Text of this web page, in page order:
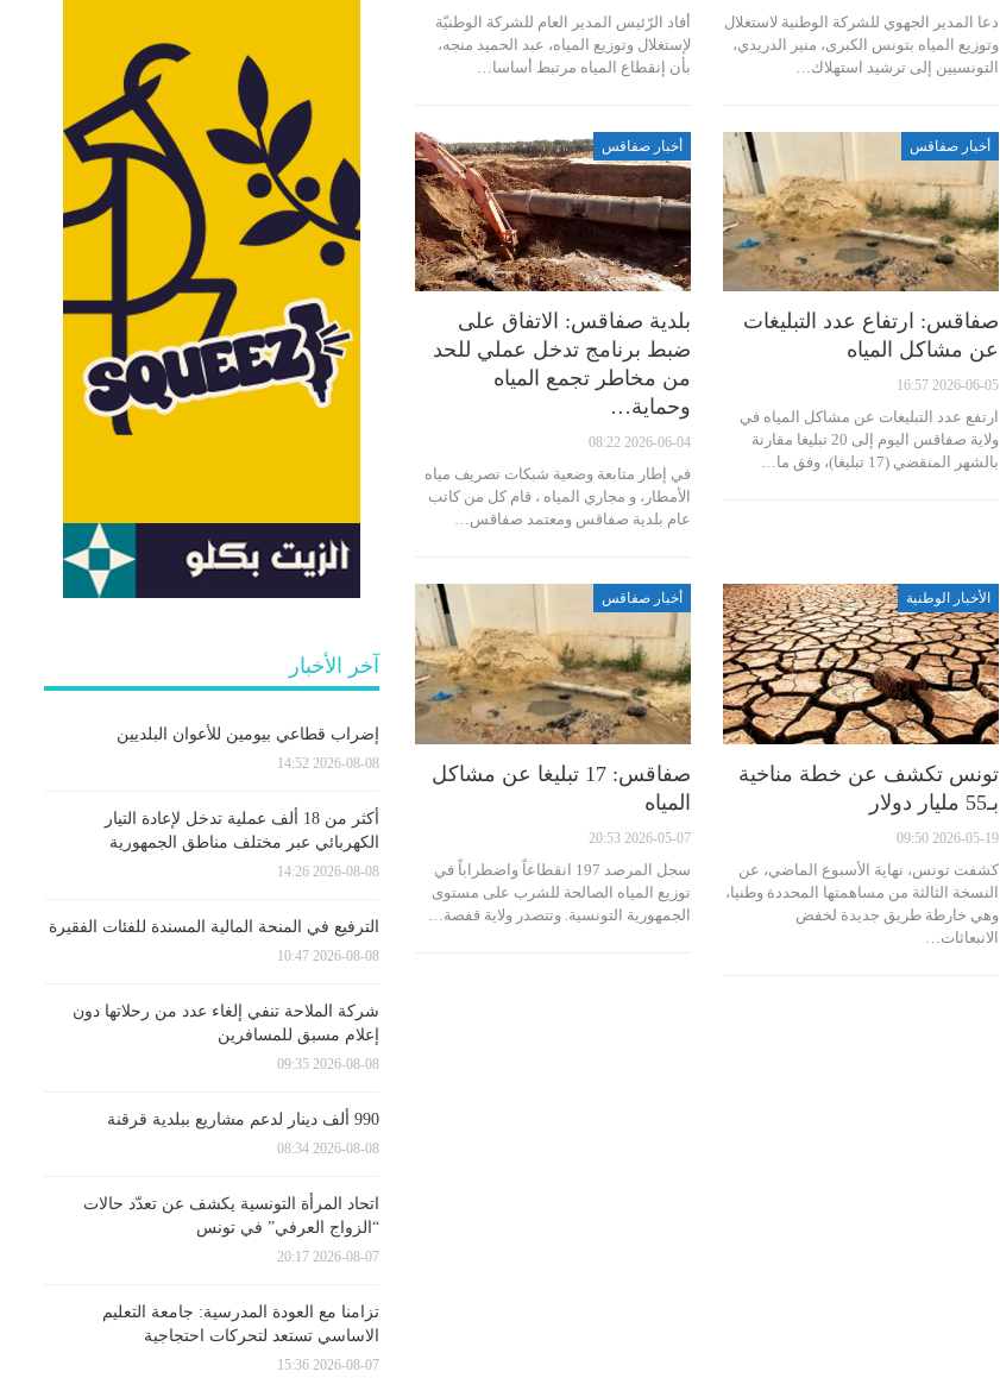
دعا المدير الجهوي للشركة الوطنية لاستغلال
وتوزيع المياه بتونس الكبرى، منير الدريدي،
التونسيين إلى ترشيد استهلاك…
أفاد الرّئيس المدير العام للشركة الوطنيّة
لإستغلال وتوزيع المياه، عبد الحميد منجه،
بأن إنقطاع المياه مرتبط أساسا…
أخبار صفاقس
صفاقس: ارتفاع عدد التبليغات
عن مشاكل المياه
2026-06-05 16:57
ارتفع عدد التبليغات عن مشاكل المياه في
ولاية صفاقس اليوم إلى 20 تبليغا مقارنة
بالشهر المنقضي (17 تبليغا)، وفق ما…
أخبار صفاقس
بلدية صفاقس: الاتفاق على
ضبط برنامج تدخل عملي للحد
من مخاطر تجمع المياه
وحماية…
2026-06-04 08:22
في إطار متابعة وضعية شبكات تصريف مياه
الأمطار، و مجاري المياه ، قام كل من كاتب
عام بلدية صفاقس ومعتمد صفاقس…
الأخبار الوطنية
تونس تكشف عن خطة مناخية
بـ55 مليار دولار
2026-05-19 09:50
كشفت تونس، نهاية الأسبوع الماضي، عن
النسخة الثالثة من مساهمتها المحددة وطنيا،
وهي خارطة طريق جديدة لخفض
الانبعاثات…
أخبار صفاقس
صفاقس: 17 تبليغا عن مشاكل
المياه
2026-05-07 20:53
سجل المرصد 197 انقطاعاً واضطراباً في
توزيع المياه الصالحة للشرب على مستوى
الجمهورية التونسية. وتتصدر ولاية قفصة…
آخر الأخبار
إضراب قطاعي بيومين للأعوان البلديين
2026-08-08 14:52
أكثر من 18 ألف عملية تدخل لإعادة التيار
الكهربائي عبر مختلف مناطق الجمهورية
2026-08-08 14:26
الترفيع في المنحة المالية المسندة للفئات الفقيرة
2026-08-08 10:47
شركة الملاحة تنفي إلغاء عدد من رحلاتها دون
إعلام مسبق للمسافرين
2026-08-08 09:35
990 ألف دينار لدعم مشاريع ببلدية قرقنة
2026-08-08 08:34
اتحاد المرأة التونسية يكشف عن تعدّد حالات
“الزواج العرفي” في تونس
2026-08-07 20:17
تزامنا مع العودة المدرسية: جامعة التعليم
الاساسي تستعد لتحركات احتجاجية
2026-08-07 15:36